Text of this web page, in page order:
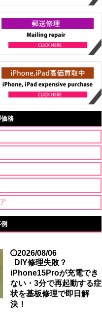
格
2026/08/06
DIY修理失敗？
iPhone15Proが充電でき
ない・3分で再起動する症
状を基板修理で即日解
決！